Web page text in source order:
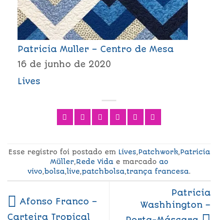
Patricia Muller – Centro de Mesa
16 de junho de 2020
Lives
Esse registro foi postado em Lives,Patchwork,Patricia
Müller,Rede Vidae marcado ao
vivo,bolsa,live,patchbolsa,trança francesa.
Afonso Franco –
Carteira Tropical
Patricia
Washhington –